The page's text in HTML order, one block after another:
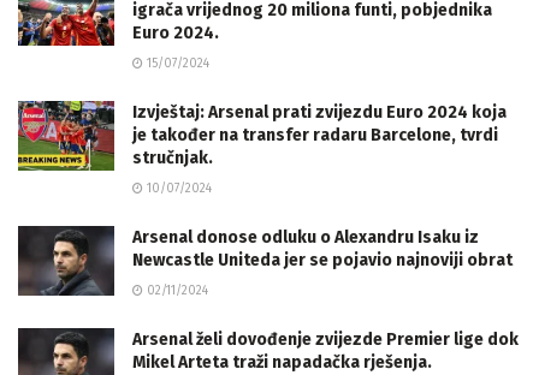
igrača vrijednog 20 miliona funti, pobjednika
Euro 2024.
15/07/2024
Izvještaj: Arsenal prati zvijezdu Euro 2024 koja
je također na transfer radaru Barcelone, tvrdi
stručnjak.
10/07/2024
Arsenal donose odluku o Alexandru Isaku iz
Newcastle Uniteda jer se pojavio najnoviji obrat
02/11/2024
Arsenal želi dovođenje zvijezde Premier lige dok
Mikel Arteta traži napadačka rješenja.